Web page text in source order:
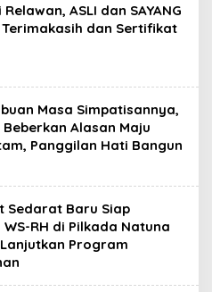
ASLI dan SAYANG
dan Sertifikat
Masa Simpatisannya,
Beberkan Alasan Maju
Panggilan Hati Bangun
Sedarat Baru Siap
RH di Pilkada Natuna
Program